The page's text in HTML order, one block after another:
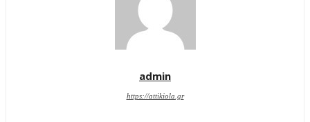
admin
https://attikiola.gr